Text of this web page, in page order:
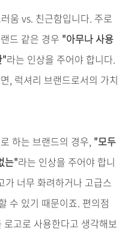
움 vs. 친근함입니다. 주로
드 같은 경우 "아무나사용
"라는 인상을 주어야 합니다.
, 럭셔리 브랜드로서의 가치
하는 브랜드의 경우, "모두
는"라는 인상을 주어야 합니
가 너무 화려하거나 고급스
수 있기 때문이죠. 편의점
로고로 사용한다고 생각해보